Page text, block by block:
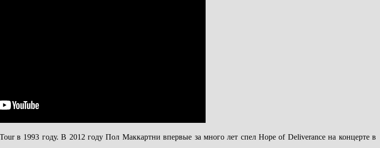
в 1993 году. В 2012 году Пол Маккартни впервые за много лет спел Hope of Deliverance на концерте в